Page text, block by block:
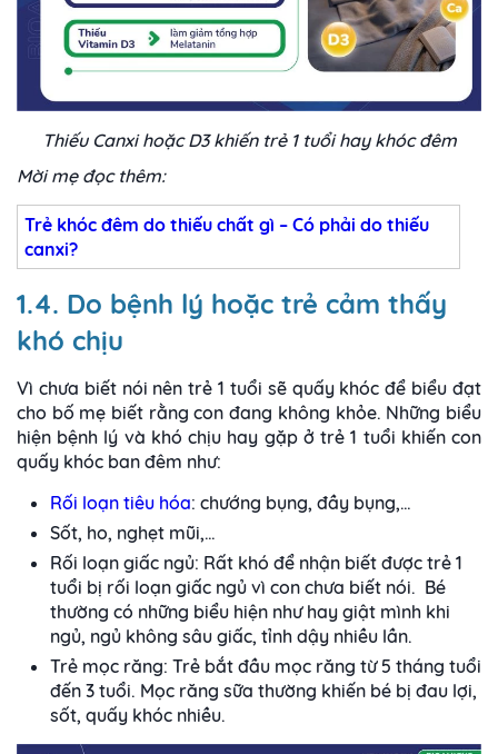
Thiếu Canxi hoặc D3 khiến trẻ 1 tuổi hay khóc đêm
Mời mẹ đọc thêm:
Trẻ khóc đêm do thiếu chất gì – Có phải do thiếu
canxi?
1.4. Do bệnh lý hoặc trẻ cảm thấy
khó chịu
Vì chưa biết nói nên trẻ 1 tuổi sẽ quấy khóc để biểu đạt
cho bố mẹ biết rằng con đang không khỏe. Những biểu
hiện bệnh lý và khó chịu hay gặp ở trẻ 1 tuổi khiến con
quấy khóc ban đêm như:
Rối loạn tiêu hóa: chướng bụng, đầy bụng,…
Sốt, ho, nghẹt mũi,…
Rối loạn giấc ngủ: Rất khó để nhận biết được trẻ 1
tuổi bị rối loạn giấc ngủ vì con chưa biết nói. Bé
thường có những biểu hiện như hay giật mình khi
ngủ, ngủ không sâu giấc, tỉnh dậy nhiều lần.
Trẻ mọc răng: Trẻ bắt đầu mọc răng từ 5 tháng tuổi
đến 3 tuổi. Mọc răng sữa thường khiến bé bị đau lợi,
sốt, quấy khóc nhiều.